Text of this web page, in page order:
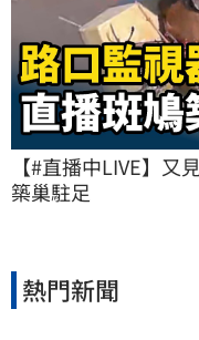
【#直播中LIVE】
築巢駐足
熱門新聞